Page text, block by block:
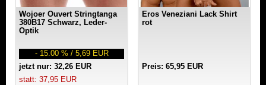
Wojoer Ouvert Stringtanga
380B17 Schwarz, Leder-
Optik
- 15.00 % / 5,69 EUR
jetzt nur: 32,26 EUR
statt: 37,95 EUR
Eros Veneziani Lack Shirt
rot
Preis: 65,95 EUR